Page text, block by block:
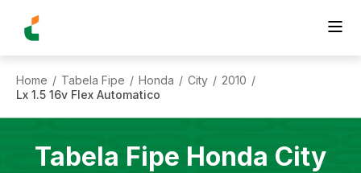
Home / Tabela Fipe / Honda / City / 2010 /
Lx 1.5 16v Flex Automatico
Tabela Fipe Honda City